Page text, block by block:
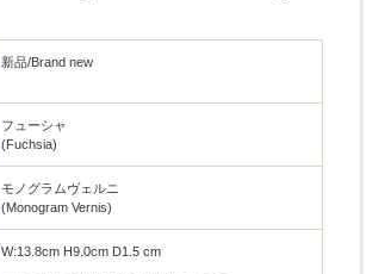
新品/Brand new
フューシャ
(Fuchsia)
モノグラムヴェルニ
(Monogram Vernis)
W:13.8cm H9.0cm D1.5 cm